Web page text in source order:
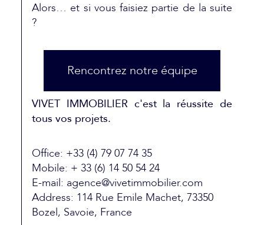
Alors… et si vous faisiez partie de la suite
?
Rencontrez notre équipe
VIVET IMMOBILIER c'est la réussite de
tous vos projets.
Office: +33 (4) 79 07 74 35
Mobile: + 33 (6) 14 50 54 24
E-mail: agence@vivetimmobilier.com
Address: 114 Rue Emile Machet, 73350
Bozel, Savoie, France